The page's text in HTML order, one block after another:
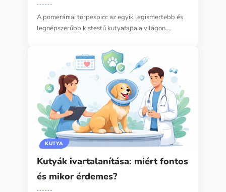
A pomerániai törpespicc az egyik legismertebb és
legnépszerűbb kistestű kutyafajta a világon.…
KUTYA
Kutyák ivartalanítása: miért fontos
és mikor érdemes?